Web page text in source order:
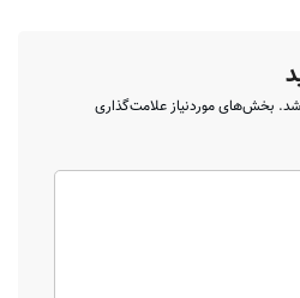
بخش‌های موردنیاز علامت‌گذاری